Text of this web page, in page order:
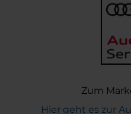
Zum
Hier geht es zur